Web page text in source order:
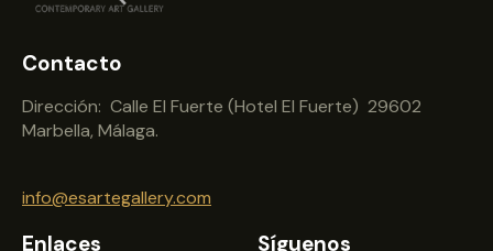
Contacto
Dirección: Calle El Fuerte (Hotel El Fuerte) 29602
Marbella, Málaga.
info@esartegallery.com
Enlaces Síguenos